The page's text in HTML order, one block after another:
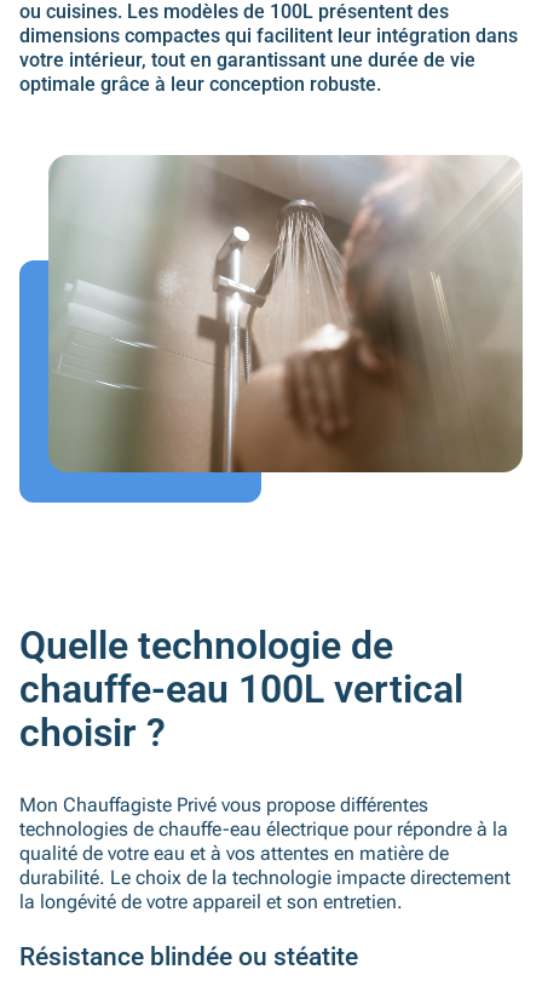
ou cuisines. Les modèles de 100L présentent des
dimensions compactes qui facilitent leur intégration dans
votre intérieur, tout en garantissant une durée de vie
optimale grâce à leur conception robuste.
Quelle technologie de
chauffe-eau 100L vertical
choisir ?
Mon Chauffagiste Privé vous propose différentes
technologies de chauffe-eau électrique pour répondre à la
qualité de votre eau et à vos attentes en matière de
durabilité. Le choix de la technologie impacte directement
la longévité de votre appareil et son entretien.
Résistance blindée ou stéatite